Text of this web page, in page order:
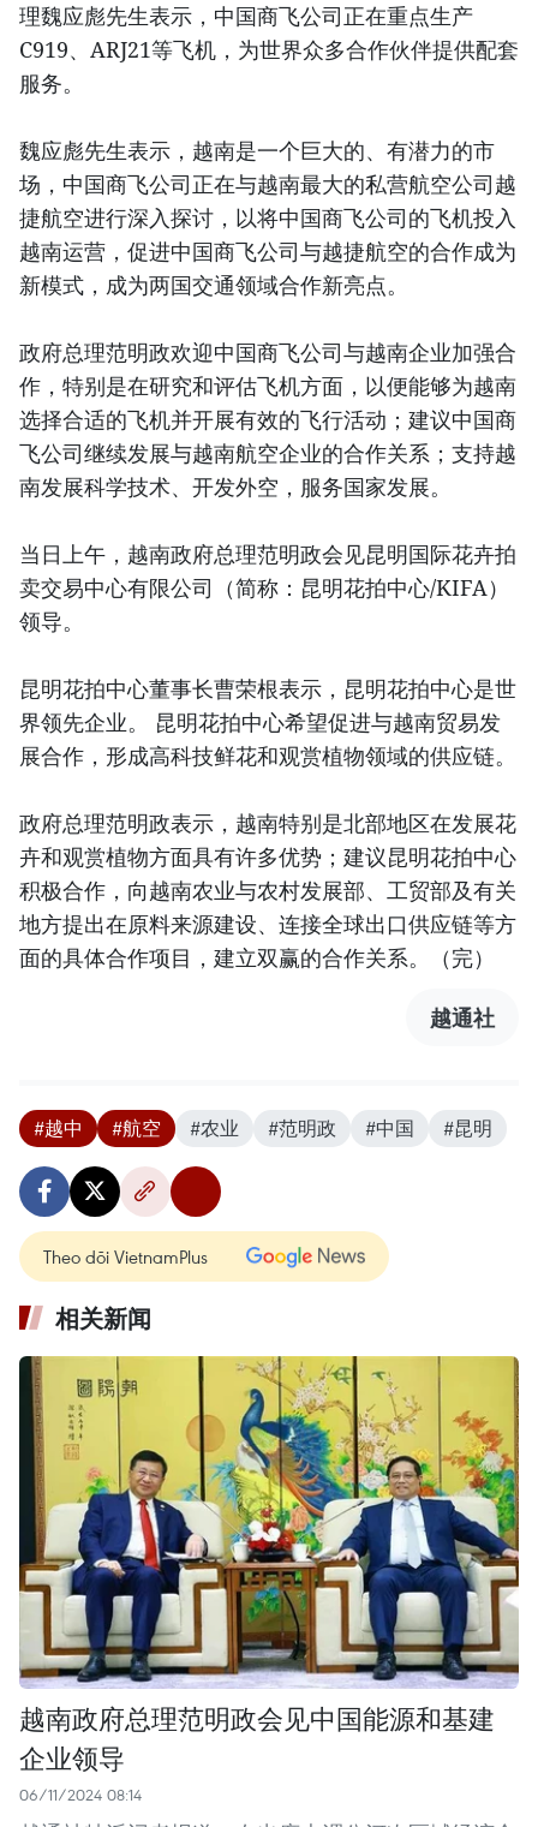
理魏应彪先生表示，中国商飞公司正在重点生产
C919、ARJ21等飞机，为世界众多合作伙伴提供配套
服务。
魏应彪先生表示，越南是一个巨大的、有潜力的市
场，中国商飞公司正在与越南最大的私营航空公司越
捷航空进行深入探讨，以将中国商飞公司的飞机投入
越南运营，促进中国商飞公司与越捷航空的合作成为
新模式，成为两国交通领域合作新亮点。
政府总理范明政欢迎中国商飞公司与越南企业加强合
作，特别是在研究和评估飞机方面，以便能够为越南
选择合适的飞机并开展有效的飞行活动；建议中国商
飞公司继续发展与越南航空企业的合作关系；支持越
南发展科学技术、开发外空，服务国家发展。
当日上午，越南政府总理范明政会见昆明国际花卉拍
卖交易中心有限公司（简称：昆明花拍中心/KIFA）
领导。
昆明花拍中心董事长曹荣根表示，昆明花拍中心是世
界领先企业。 昆明花拍中心希望促进与越南贸易发
展合作，形成高科技鲜花和观赏植物领域的供应链。
政府总理范明政表示，越南特别是北部地区在发展花
卉和观赏植物方面具有许多优势；建议昆明花拍中心
积极合作，向越南农业与农村发展部、工贸部及有关
地方提出在原料来源建设、连接全球出口供应链等方
面的具体合作项目，建立双赢的合作关系。（完）
越通社
#越中 #航空 #农业 #范明政 #中国 #昆明
Theo dõi VietnamPlus
相关新闻
越南政府总理范明政会见中国能源和基建
企业领导
06/11/2024 08:14